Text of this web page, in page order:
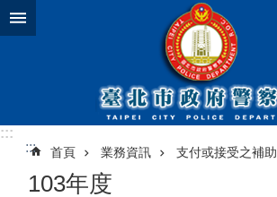
跳到主要內容區塊
:::
:::
首頁 業務資訊 支付或接受之補助
103年度